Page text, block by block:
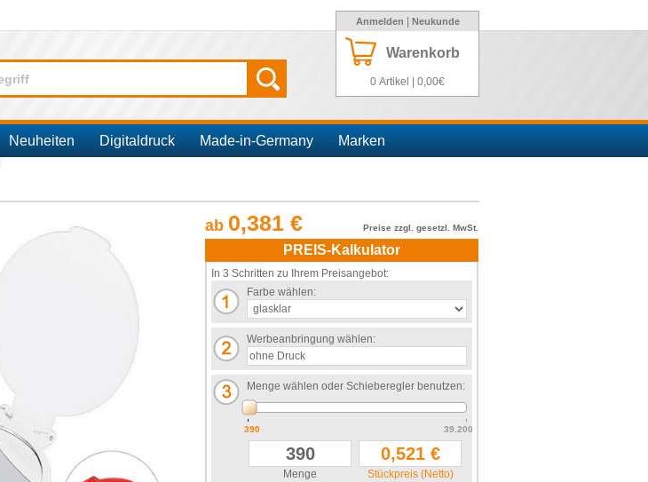
Anmelden Neukunde
Warenkorb
0 Artikel | 0,00€
Neuheiten Digitaldruck Made-in-Germany Marken
Preise zzgl. gesetzl. MwSt.
ab 0,381 €
PREIS-Kalkulator
In 3 Schritten zu Ihrem Preisangebot:
Farbe wählen:
Werbeanbringung wählen:
Menge wählen oder Schieberegler benutzen:
390 39.200
Menge Stückpreis (Netto)